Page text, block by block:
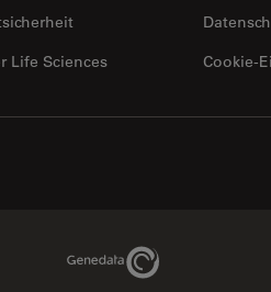
Life Sciences
Cookie-
Genedata Link